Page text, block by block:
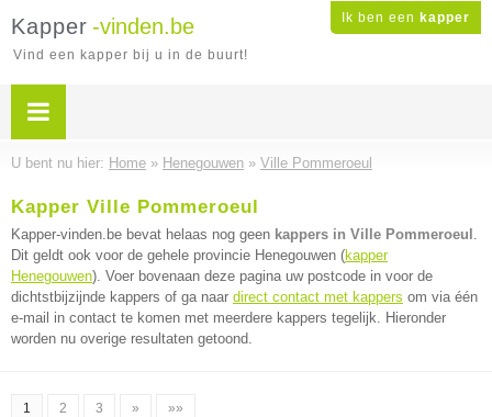
Ik ben een kapper
Kapper -vinden.be
Vind een kapper bij u in de buurt!
U bent nu hier: Home » Henegouwen » Ville Pommeroeul
Kapper Ville Pommeroeul
Kapper-vinden.be bevat helaas nog geen kappers in Ville Pommeroeul .
Dit geldt ook voor de gehele provincie Henegouwen (kapper
Henegouwen). Voer bovenaan deze pagina uw postcode in voor de
dichtstbijzijnde kappers of ga naar direct contact met kappers om via één
e-mail in contact te komen met meerdere kappers tegelijk. Hieronder
worden nu overige resultaten getoond.
1 2 3 » »»